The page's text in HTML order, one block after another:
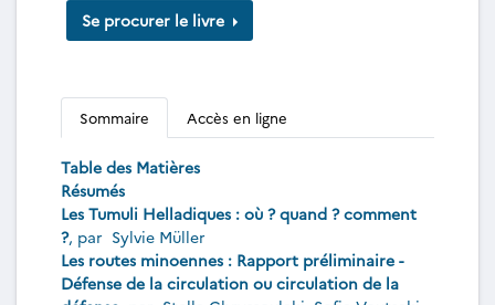
Se procurer le livre
Sommaire Accès en ligne
Table des Matières
Résumés
Les Tumuli Helladiques : où ? quand ? comment
?, par Sylvie Müller
Les routes minoennes : Rapport préliminaire -
Défense de la circulation ou circulation de la